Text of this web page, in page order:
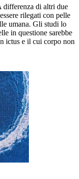
differenza di altri due
rilegati con pelle
umana. Gli studi lo
in questione sarebbe
ictus e il cui corpo non